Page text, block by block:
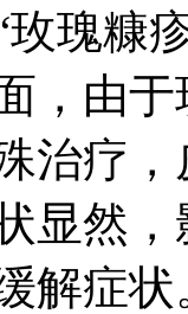
瑰糠
，由
治疗
显然
解症